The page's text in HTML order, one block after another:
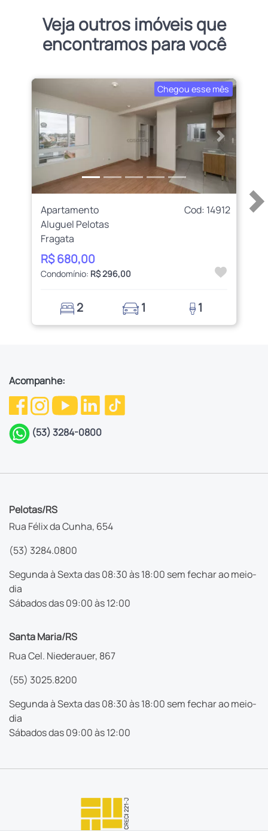
Veja outros imóveis que
encontramos para você
Chegou esse mês
Anterior Próximo
Apartamento
Cod: 14912
Aluguel Pelotas
Fragata
R$ 680,00
Condomínio: R$ 296,00
2 1 1
Acompanhe:
(53) 3284-0800
Pelotas/RS
Rua Félix da Cunha, 654
(53) 3284.0800
Segunda à Sexta das 08:30 às 18:00 sem fechar ao meio-
dia
Sábados das 09:00 às 12:00
Santa Maria/RS
Rua Cel. Niederauer, 867
(55) 3025.8200
Segunda à Sexta das 08:30 às 18:00 sem fechar ao meio-
dia
Sábados das 09:00 às 12:00